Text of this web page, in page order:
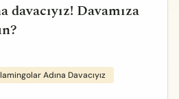
davacıyız! Davamıza
Adına Davacıyız